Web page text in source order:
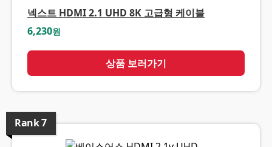
넥스트 HDMI 2.1 UHD 8K 고급형 케이블
6,230원
상품 보러가기
Rank7